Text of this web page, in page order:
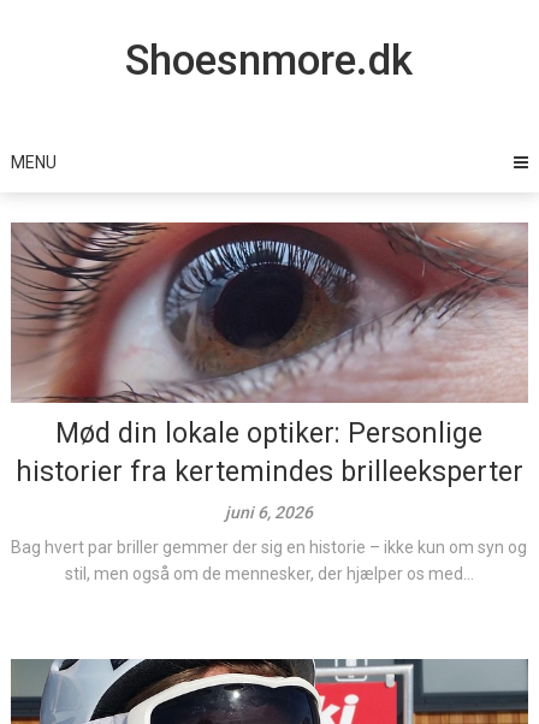
Shoesnmore.dk
MENU
Mød din lokale optiker: Personlige
historier fra kertemindes brilleeksperter
juni 6, 2026
Bag hvert par briller gemmer der sig en historie – ikke kun om syn og
stil, men også om de mennesker, der hjælper os med...